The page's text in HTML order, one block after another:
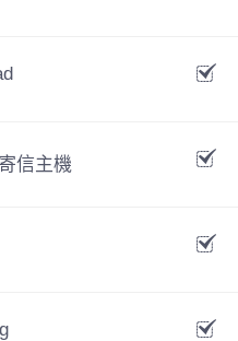
信主機